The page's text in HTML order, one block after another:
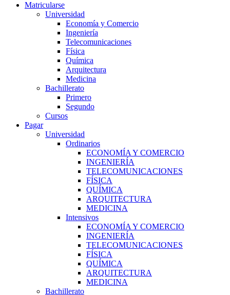
Matricularse
Universidad
Economía y Comercio
Ingeniería
Telecomunicaciones
Física
Química
Arquitectura
Medicina
Bachillerato
Primero
Segundo
Cursos
Pagar
Universidad
Ordinarios
ECONOMÍA Y COMERCIO
INGENIERÍA
TELECOMUNICACIONES
FÍSICA
QUÍMICA
ARQUITECTURA
MEDICINA
Intensivos
ECONOMÍA Y COMERCIO
INGENIERÍA
TELECOMUNICACIONES
FÍSICA
QUÍMICA
ARQUITECTURA
MEDICINA
Bachillerato